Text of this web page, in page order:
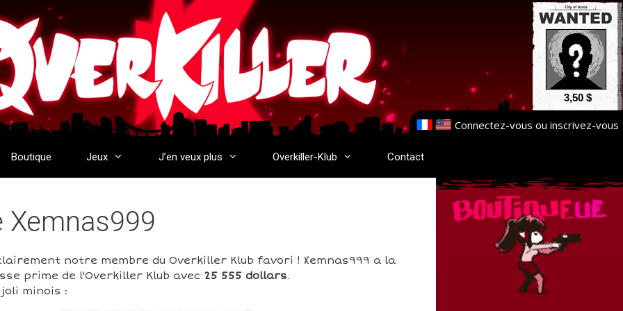
3,50 $
Connectez-vous ou inscrivez-vous
Boutique Jeux J’en veux plus Overkiller-Klub Contact
Xemnas999
notre membre du Overkiller Klub favori ! Xemnas999 a la
prime de l'Overkiller Klub avec 25 555 dollars.
minois :